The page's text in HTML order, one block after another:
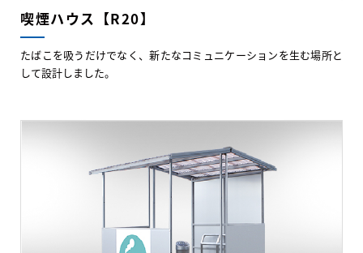
喫煙ハウス【R20】
たばこを吸うだけでなく、新たなコミュニケーションを生む場所と
して設計しました。